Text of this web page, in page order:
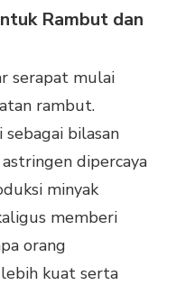
Rambut dan
serapat mulai
rambut.
sebagai bilasan
dipercaya
minyak
memberi
orang
kuat serta